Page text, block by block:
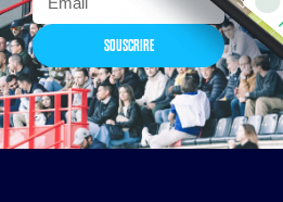
SOUSCRIRE